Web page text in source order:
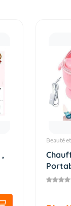
,
Beauté